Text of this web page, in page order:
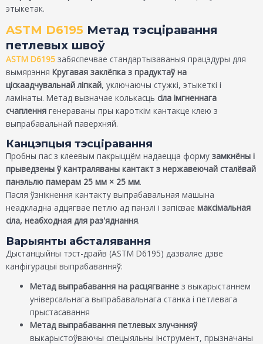
этыкетак.
ASTM D6195 Метад тэсціравання
петлевых швоў
ASTM D6195 забяспечвае стандартызаваныя працэдуры для
вымярэння Кругавая заклёпка з прадуктаў на
ціскаадчувальнай ліпкай, уключаючы стужкі, этыкеткі і
ламінаты. Метад вызначае колькасць сіла імгненнага
счаплення генераваны пры кароткім кантакце клею з
выпрабавальнай паверхняй.
Канцэпцыя тэсціравання
Пробны пас з клеевым пакрыццём надаецца форму замкнёны і
прыведзены ў кантраляваны кантакт з нержавеючай сталёвай
панэльлю памерам 25 мм × 25 мм.
Пасля ўзнікнення кантакту выпрабавальная машына
неадкладна адцягвае петлю ад панэлі і запісвае максімальная
сіла, неабходная для раз'яднання.
Варыянты абсталявання
Дыстанцыйны тэст-драйв (ASTM D6195) дазваляе дзве
канфігурацыі выпрабаванняў:
Метад выпрабавання на расцягванне з выкарыстаннем
універсальнага выпрабавальнага станка і петлевага
прыстасавання
Метад выпрабавання петлевых злучэнняў
выкарыстоўваючы спецыяльны інструмент, прызначаны